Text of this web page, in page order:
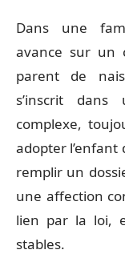
Dans une
avance sur un
parent de
s’inscrit
complexe,
adopter l’enfant
remplir un
une affection
lien par la loi,
stables.